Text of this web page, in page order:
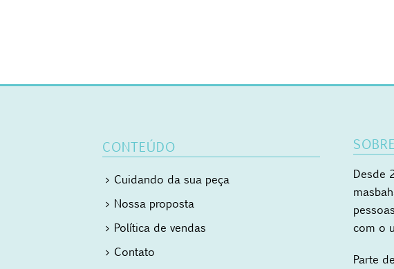
CONTEÚDO
Cuidando da sua peça
Nossa proposta
Política de vendas
Contato
Desde
com o
Parte